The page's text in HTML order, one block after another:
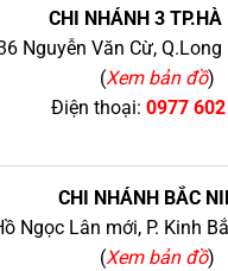
CHI NHÁNH 3 TP.HÀ
Nguyễn Văn Cừ, Q.Long
(Xem bản đồ)
Điện thoại: 0977
CHI NHÁNH BẮC
Ngọc Lân mới, P. Kinh
(Xem bản đồ)